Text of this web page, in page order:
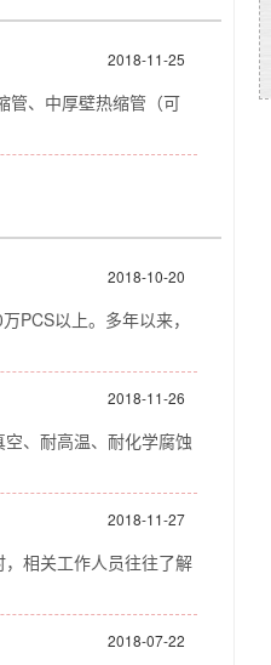
2018-11-25
管、中厚壁热缩管（可
2018-10-20
PCS以上。多年以来，
2018-11-26
、耐高温、耐化学腐蚀
2018-11-27
相关工作人员往往了解
2018-07-22